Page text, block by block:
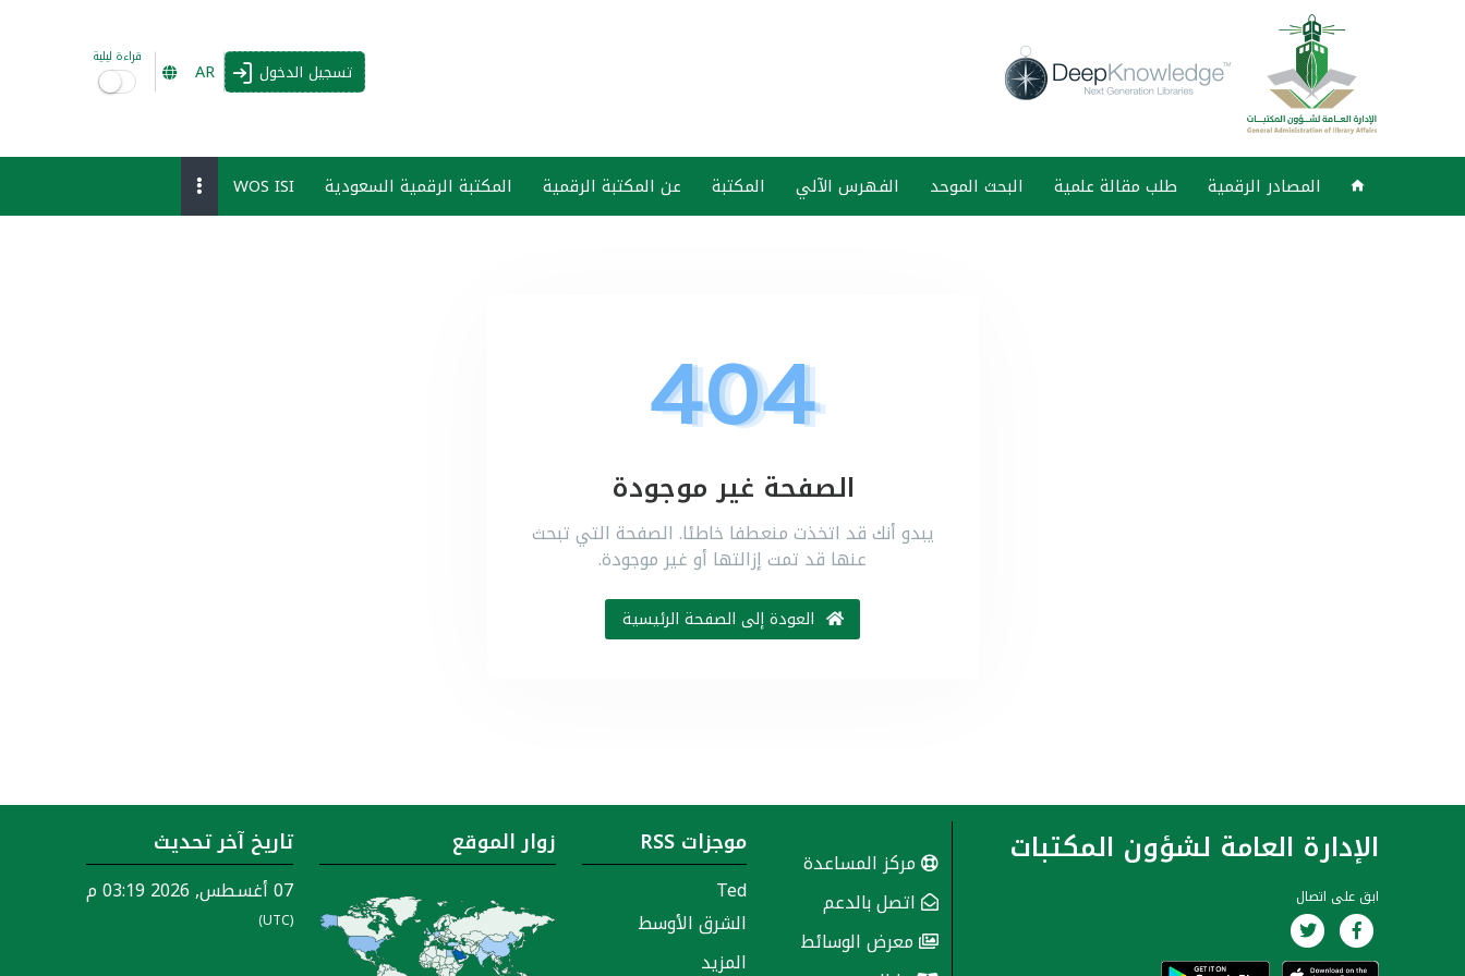
تسجيل الدخول AR
قراءة ليلية
المصادر الرقمية طلب مقالة علمية البحث الموحد الفهرس الآلي المكتبة عن المكتبة الرقمية المكتبة الرقمية السعودية WOS ISI
404
الصفحة غير موجودة
يبدو أنك قد اتخذت منعطفا خاطئا. الصفحة التي تبحث
عنها قد تمت إزالتها أو غير موجودة.
العودة إلى الصفحة الرئيسية
الإدارة العامة لشؤون المكتبات
ابق على اتصال
مركز المساعدة
اتصل بالدعم
معرض الوسائط
موجزات RSS
Ted
الشرق الأوسط
المزيد
زوار الموقع تاريخ آخر تحديث
07 أغسطس, 2026 03:19 م
(UTC)